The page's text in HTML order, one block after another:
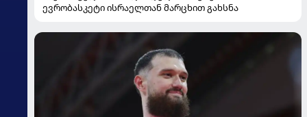
ევრობასკეტი ისრაელთან მარცხით გახსნა